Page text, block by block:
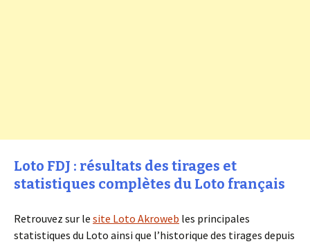
Loto FDJ : résultats des tirages et
statistiques complètes du Loto français
Retrouvez sur le site Loto Akroweb les principales
statistiques du Loto ainsi que l’historique des tirages depuis